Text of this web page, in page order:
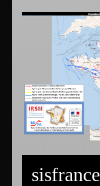
sisfrance